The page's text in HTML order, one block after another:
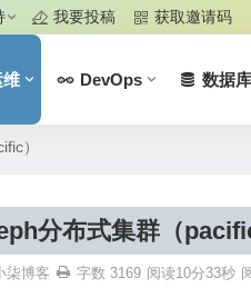
我要投稿 获取邀请码
维 DevOps 数据库
）
分布式集群（pacific
柒博客 字数 3169 阅读10分33秒